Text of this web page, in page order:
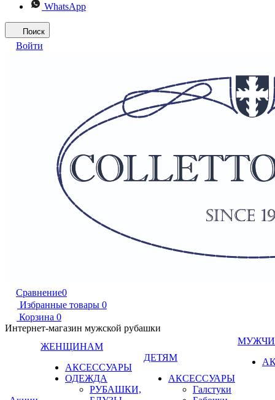
WhatsApp
Поиск
Войти
Сравнение0
Избранные товары 0
Корзина 0
Интернет-магазин мужской рубашки
ЖЕНЩИНАМ
АКСЕССУАРЫ
ОДЕЖДА
РУБАШКИ,
ДЕТЯМ
АКСЕССУАРЫ
Галстуки